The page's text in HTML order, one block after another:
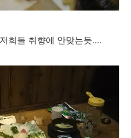
희들 취향에 안맞는듯....